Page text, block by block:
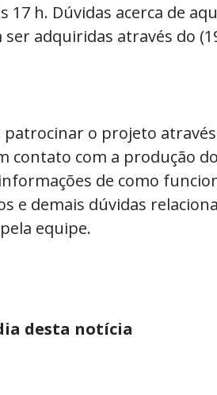
17 h. Dúvidas acerca de
adquiridas através do
o projeto através
contato com a produção
de como
e demais dúvidas
equipe.
desta notícia